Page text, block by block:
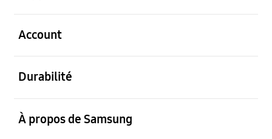
Account
Durabilité
À propos de Samsung